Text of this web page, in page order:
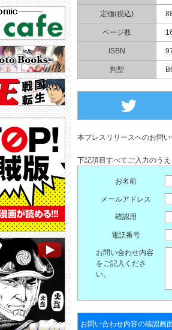
定価(税込)
ページ数
ISBN
判型
本プレスリリースへのお問
下記項目すべてご入力のう
お名前
メールアドレス
確認用
電話番号
お問い合わせ内容
をご記入くださ
い。